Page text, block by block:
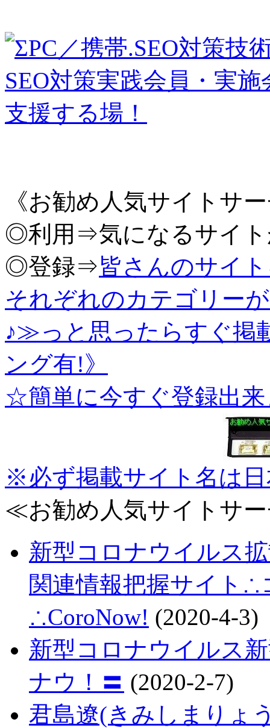
《お勧め人気サイトサ
◎利用⇒気になるサイト
◎登録⇒皆さんのサイ
それぞれのカテゴリー
♪≫っと思ったらすぐ掲
ング有!》
☆簡単に今すぐ登録出
※必ず掲載サイト名は
≪お勧め人気サイトサ
新型コロナウイルス
関連情報把握サイト
∴CoroNow! (2020-4-3)
新型コロナウイルス
ナウ！〓 (2020-2-7)
君島遼(きみしまりょ